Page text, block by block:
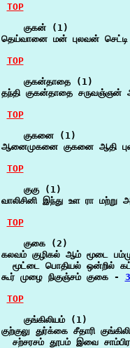
TOP
    குகன் (1)
தெய்வானை மன் புலவன்
TOP
    குகன்தாதை (1)
தந்தி குகன்தாதை
TOP
    குகனை (1)
ஆனைமுகனை குகனை ஆதி
TOP
    குகு (1)
வாலிசினி இந்து உள ரா
TOP
    குகை (2)
கலவம் குழிகல் ஆம் மூடை
மூட்டை பொதியல் ஒன்றில்
கூர் முழை நிகுஞ்சம் குகை -
TOP
    குங்கிலியம் (1)
குற்குலு துர்க்கை சீதாரி
சற்சரசம் தூபம் இவை